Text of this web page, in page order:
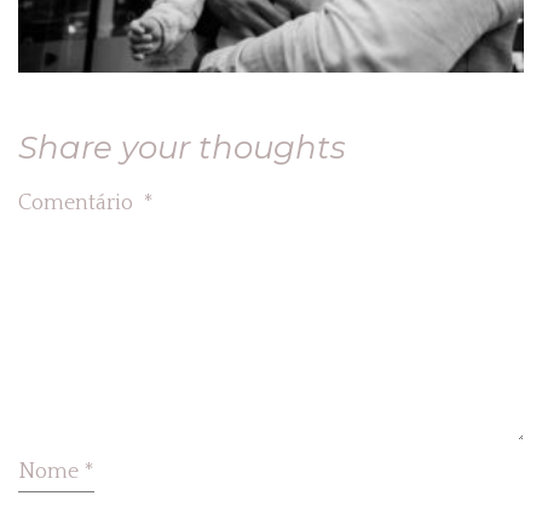
Share your thoughts
Comentário *
Nome *